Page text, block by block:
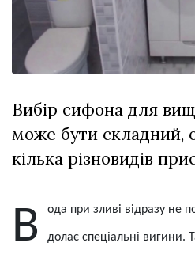
XIX
Спартакіада
VolWe...
29 Липня 2026
613 переглядів
Всі розділи
Персона
Лайф
Афіша
Контакти
Вибір сифона для
може бути складний,
кілька різновидів
Вода при зливі відразу не потрапляє в стічні труби, а долає спеціальні вигини.